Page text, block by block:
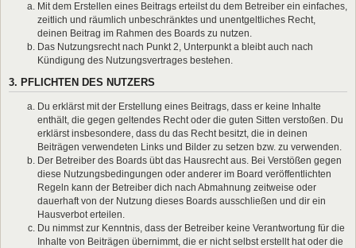
Mit dem Erstellen eines Beitrags erteilst du dem Betreiber ein einfaches,
zeitlich und räumlich unbeschränktes und unentgeltliches Recht,
deinen Beitrag im Rahmen des Boards zu nutzen.
Das Nutzungsrecht nach Punkt 2, Unterpunkt a bleibt auch nach
Kündigung des Nutzungsvertrages bestehen.
3. PFLICHTEN DES NUTZERS
Du erklärst mit der Erstellung eines Beitrags, dass er keine Inhalte
enthält, die gegen geltendes Recht oder die guten Sitten verstoßen. Du
erklärst insbesondere, dass du das Recht besitzt, die in deinen
Beiträgen verwendeten Links und Bilder zu setzen bzw. zu verwenden.
Der Betreiber des Boards übt das Hausrecht aus. Bei Verstößen gegen
diese Nutzungsbedingungen oder anderer im Board veröffentlichten
Regeln kann der Betreiber dich nach Abmahnung zeitweise oder
dauerhaft von der Nutzung dieses Boards ausschließen und dir ein
Hausverbot erteilen.
Du nimmst zur Kenntnis, dass der Betreiber keine Verantwortung für die
Inhalte von Beiträgen übernimmt, die er nicht selbst erstellt hat oder die